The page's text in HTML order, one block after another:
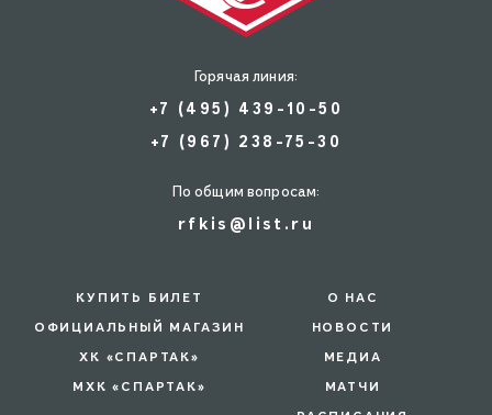
Горячая линия:
+7 (495) 439-10-50
+7 (967) 238-75-30
По общим вопросам:
rfkis@list.ru
КУПИТЬ БИЛЕТ
ОФИЦИАЛЬНЫЙ МАГАЗИН
ХК «СПАРТАК»
МХК «СПАРТАК»
О НАС
НОВОСТИ
МЕДИА
МАТЧИ